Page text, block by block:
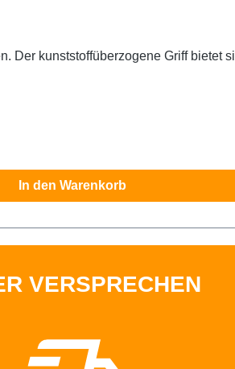
Der kunststoffüberzogene Griff bietet
In den Warenkorb
VERSPRECHEN